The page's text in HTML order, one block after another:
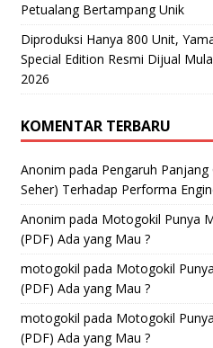
Petualang Bertampang Unik
Diproduksi Hanya 800 Unit,
Special Edition Resmi Dijual
2026
KOMENTAR TERBARU
Anonim pada Pengaruh Panjang
Seher) Terhadap Performa
Anonim pada Motogokil Punya
(PDF) Ada yang Mau ?
motogokil pada Motogokil
(PDF) Ada yang Mau ?
motogokil pada Motogokil
(PDF) Ada yang Mau ?